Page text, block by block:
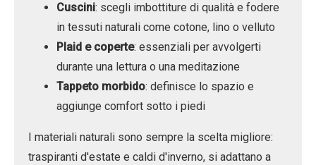
Cuscini: scegli imbottiture di qualità e fodere
in tessuti naturali come cotone, lino o velluto
Plaid e coperte: essenziali per avvolgerti
durante una lettura o una meditazione
Tappeto morbido: definisce lo spazio e
aggiunge comfort sotto i piedi
I materiali naturali sono sempre la scelta migliore:
traspiranti d'estate e caldi d'inverno, si adattano a